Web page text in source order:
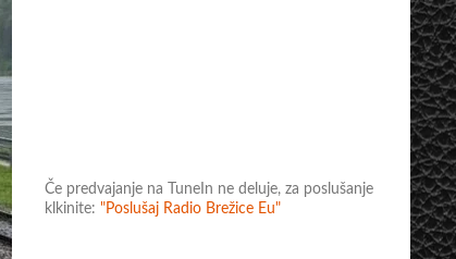
Če predvajanje na TuneIn ne deluje, za poslušanje
klkinite: "Poslušaj Radio Brežice Eu"